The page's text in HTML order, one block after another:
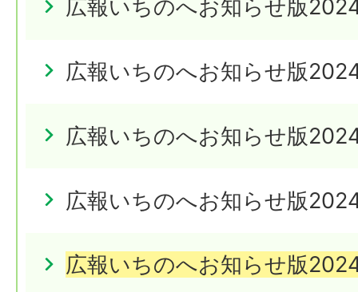
広報いちのへお知らせ版
広報いちのへお知らせ版
広報いちのへお知らせ版
広報いちのへお知らせ版
広報いちのへお知らせ版